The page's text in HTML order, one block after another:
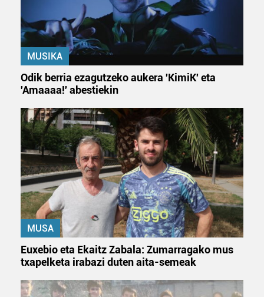
MUSIKA
Odik berria ezagutzeko aukera 'KimiK' eta
'Amaaaa!' abestiekin
MUSA
Euxebio eta Ekaitz Zabala: Zumarragako mus
txapelketa irabazi duten aita-semeak